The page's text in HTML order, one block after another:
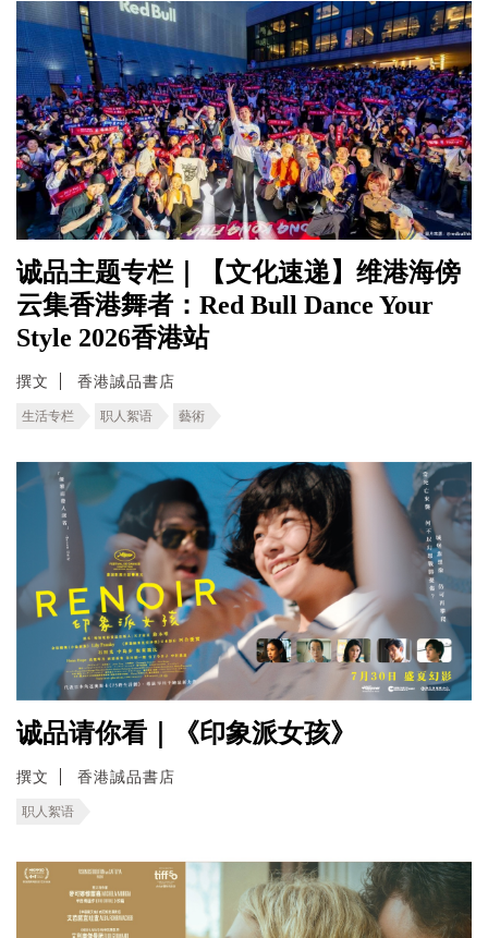
诚品主题专栏｜【文化速递】维港海傍
云集香港舞者：Red Bull Dance Your
Style 2026香港站
撰文 香港誠品書店
生活专栏 职人絮语 藝術
诚品请你看｜《印象派女孩》
撰文 香港誠品書店
职人絮语